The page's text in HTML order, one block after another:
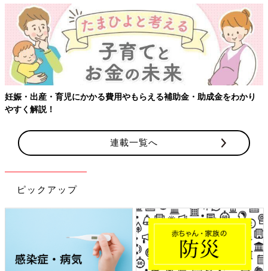
妊娠・出産・育児にかかる費用やもらえる補助金・助成金をわかり
やすく解説！
連載一覧へ
ピックアップ